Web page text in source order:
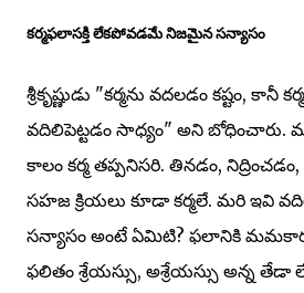
కర్మఫలాసక్తి లేకపోవడమే నిజమైన సన్యాసం
శ్రీకృష్ణుడు "కర్మను వదలడం కష్టం, కానీ
వదిలిపెట్టడం సాధ్యం" అని బోధించారు.
కాలం కర్మ తప్పనిసరి. తినడం,
సహజ క్రియలు కూడా కర్మలే. మరి ఇవి
సన్యాసం అంటే ఏమిటి? ఫలానికి
ఫలితం శ్రేయస్సు, అశ్రేయస్సు అన్న తేడా